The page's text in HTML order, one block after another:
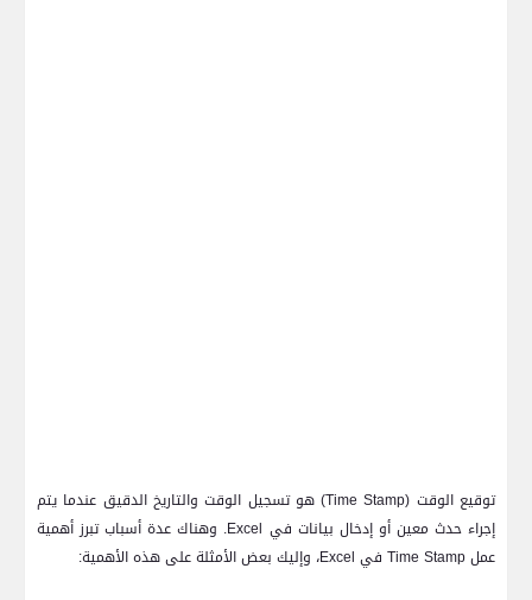
توقيع الوقت (Time Stamp) هو تسجيل الوقت والتاريخ الدقيق عندما يتم
إجراء حدث معين أو إدخال بيانات في Excel. وهناك عدة أسباب تبرز أهمية
عملTime Stamp في Excel، وإليك بعض الأمثلة على هذه الأهمية: